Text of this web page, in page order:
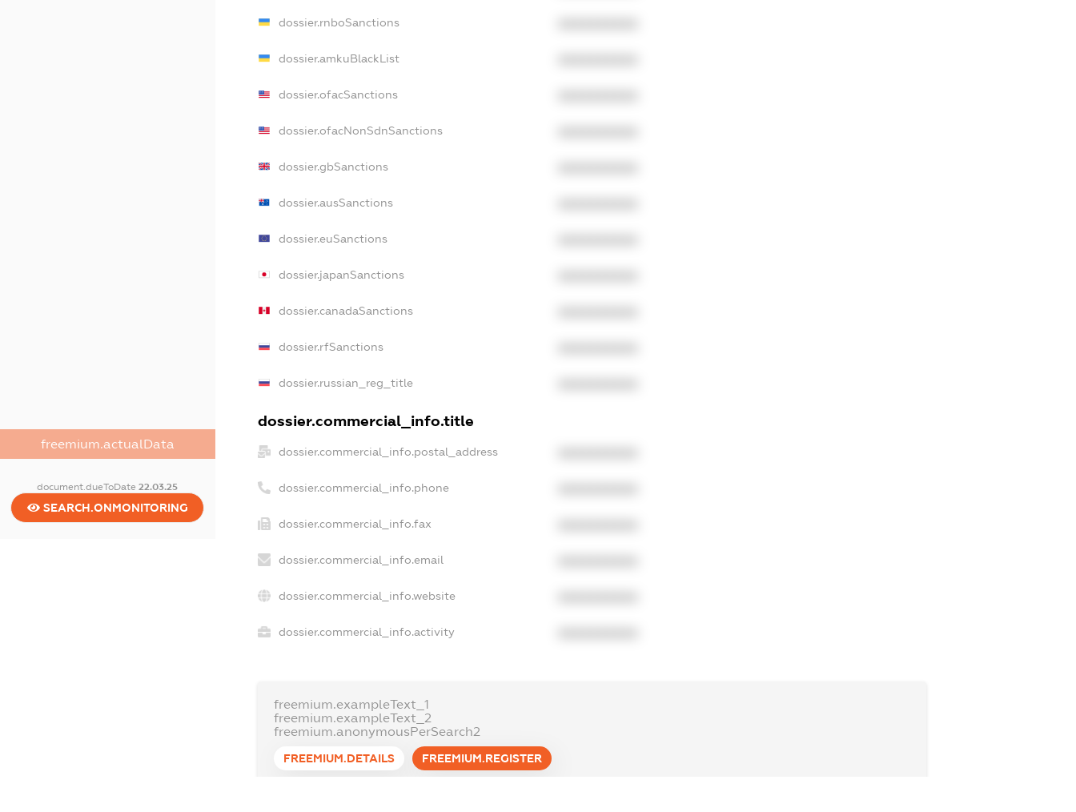
freemium.actualData
document.dueToDate22.03.25
SEARCH.ONMONITORING
dossier.rnboSanctions
dossier.amkuBlackList
dossier.ofacSanctions
dossier.ofacNonSdnSanctions
dossier.gbSanctions
dossier.ausSanctions
dossier.euSanctions
dossier.japanSanctions
dossier.canadaSanctions
dossier.rfSanctions
dossier.russian_reg_title
dossier.commercial_info.title
dossier.commercial_info.postal_address
dossier.commercial_info.phone
dossier.commercial_info.fax
dossier.commercial_info.email
dossier.commercial_info.website
dossier.commercial_info.activity
freemium.exampleText_1
freemium.exampleText_2
freemium.anonymousPerSearch2
FREEMIUM.DETAILS FREEMIUM.REGISTER